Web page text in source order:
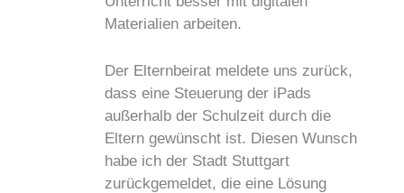
Materialien arbeiten.
Der Elternbeirat meldete uns zurück,
dass eine Steuerung der iPads
außerhalb der Schulzeit durch die
Eltern gewünscht ist. Diesen Wunsch
habe ich der Stadt Stuttgart
zurückgemeldet, die eine Lösung